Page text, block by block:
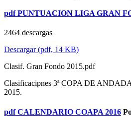
pdf PUNTUACION LIGA GRAN
2464 descargas
Descargar(pdf, 14 KB)
Clasif. Gran Fondo 2015.pdf
Clasificacipnes 3ª COPA DE
2015.
pdf CALENDARIO COAPA 2016